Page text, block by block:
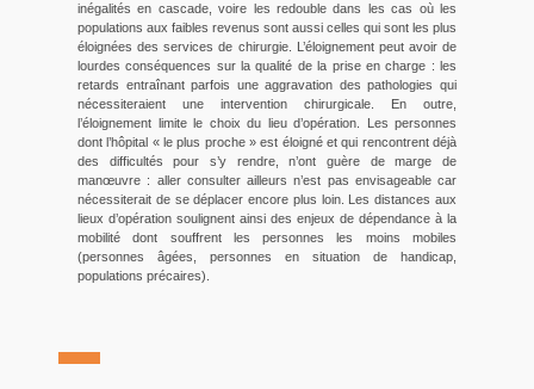
inégalités en cascade, voire les redouble dans les cas où les
populations aux faibles revenus sont aussi celles qui sont les plus
éloignées des services de chirurgie. L’éloignement peut avoir de
lourdes conséquences sur la qualité de la prise en charge : les
retards entraînant parfois une aggravation des pathologies qui
nécessiteraient une intervention chirurgicale. En outre,
l’éloignement limite le choix du lieu d’opération. Les personnes
dont l’hôpital « le plus proche » est éloigné et qui rencontrent déjà
des difficultés pour s’y rendre, n’ont guère de marge de
manœuvre : aller consulter ailleurs n’est pas envisageable car
nécessiterait de se déplacer encore plus loin. Les distances aux
lieux d’opération soulignent ainsi des enjeux de dépendance à la
mobilité dont souffrent les personnes les moins mobiles
(personnes âgées, personnes en situation de handicap,
populations précaires).